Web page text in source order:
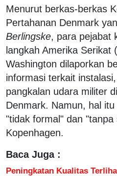
Menurut berkas-berkas
Pertahanan Denmark
Berlingske, para pejabat
langkah Amerika Serikat
Washington dilaporkan
informasi terkait
pangkalan udara militer
Denmark. Namun, hal
"tidak formal" dan "tanpa
Kopenhagen.
Baca Juga :
Peningkatan Kualitas